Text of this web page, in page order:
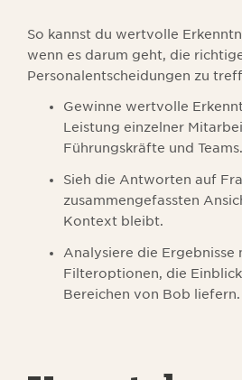
So kannst du wertvolle
wenn es darum geht, die
Personalentscheidungen zu
Gewinne wertvolle
Leistung einzelner
Führungskräfte und Teams.
Sieh die Antworten auf
zusammengefassten
Kontext bleibt.
Analysiere die Ergebnisse
Filteroptionen, die
Bereichen von Bob liefern.